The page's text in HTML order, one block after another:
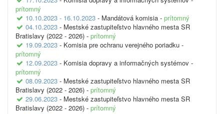
prítomný
10.10.2023 - 16.10.2023 - Mandátová komisia - prítomný
04.10.2023 - Mestské zastupiteľstvo hlavného mesta SR
Bratislavy (2022 - 2026) - prítomný
19.09.2023 - Komisia pre ochranu verejného poriadku -
prítomný
12.09.2023 - Komisia dopravy a informačných systémov -
prítomný
08.09.2023 - Mestské zastupiteľstvo hlavného mesta SR
Bratislavy (2022 - 2026) - prítomný
29.06.2023 - Mestské zastupiteľstvo hlavného mesta SR
Bratislavy (2022 - 2026) - prítomný